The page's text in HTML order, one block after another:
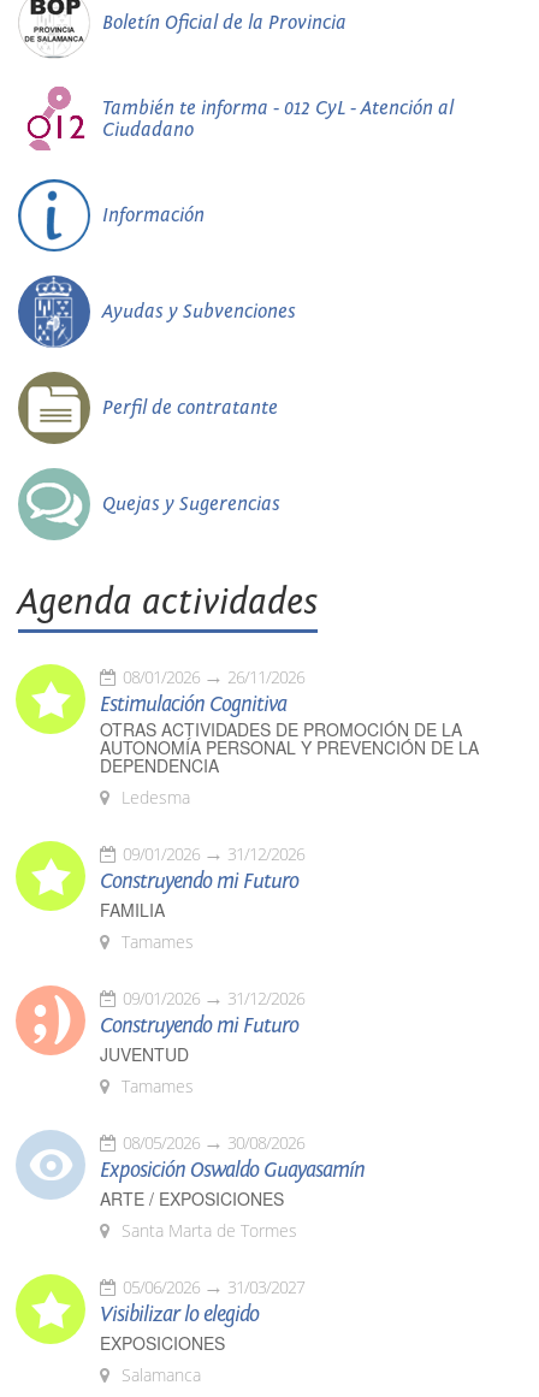
Boletín Oficial de la Provincia
También te informa - 012 CyL - Atención al
Ciudadano
Información
Ayudas y Subvenciones
Perfil de contratante
Quejas y Sugerencias
Agenda actividades
08/01/2026 26/11/2026
Estimulación Cognitiva
OTRAS ACTIVIDADES DE PROMOCIÓN DE LA
AUTONOMÍA PERSONAL Y PREVENCIÓN DE LA
DEPENDENCIA
Ledesma
09/01/2026 31/12/2026
Construyendo mi Futuro
FAMILIA
Tamames
09/01/2026 31/12/2026
Construyendo mi Futuro
JUVENTUD
Tamames
08/05/2026 30/08/2026
Exposición Oswaldo Guayasamín
ARTE / EXPOSICIONES
Santa Marta de Tormes
05/06/2026 31/03/2027
Visibilizar lo elegido
EXPOSICIONES
Salamanca